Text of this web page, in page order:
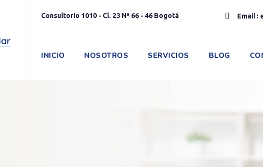
Consultorio 1010 - Cl. 23 Nª 66 - 46 Bogotá Email :
INICIO NOSOTROS SERVICIOS BLOG